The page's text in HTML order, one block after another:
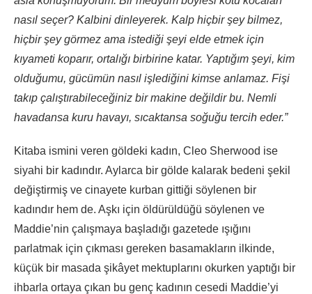
nasıl seçer? Kalbini dinleyerek. Kalp hiçbir şey bilmez,
hiçbir şey görmez ama istediği şeyi elde etmek için
kıyameti koparır, ortalığı birbirine katar. Yaptığım şeyi, kim
olduğumu, gücümün nasıl işlediğini kimse anlamaz. Fişi
takıp çalıştırabileceğiniz bir makine değildir bu. Nemli
havadansa kuru havayı, sıcaktansa soğuğu tercih eder.”
Kitaba ismini veren göldeki kadın, Cleo Sherwood ise
siyahi bir kadındır. Aylarca bir gölde kalarak bedeni şekil
değiştirmiş ve cinayete kurban gittiği söylenen bir
kadındır hem de. Aşkı için öldürüldüğü söylenen ve
Maddie’nin çalışmaya başladığı gazetede ışığını
parlatmak için çıkması gereken basamakların ilkinde,
küçük bir masada şikâyet mektuplarını okurken yaptığı bir
ihbarla ortaya çıkan bu genç kadının cesedi Maddie’yi